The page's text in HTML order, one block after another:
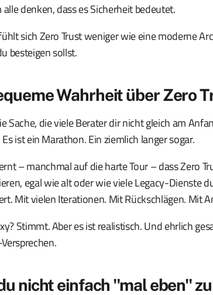
denken, dass es Sicherheit bedeutet.
sich Zero Trust weniger wie eine moderne
besteigen sollst.
Wahrheit über Zero
Sache, die viele Berater dir nicht gleich am
ist ein Marathon. Ein ziemlich langer sogar.
– manchmal auf die harte Tour – dass Zero
egal wie alt oder wie viele Legacy-Dienste
Mit vielen Iterationen. Mit Rückschlägen. Mit
Stimmt. Aber es ist realistisch. Und ehrlich
nicht einfach "mal eben"